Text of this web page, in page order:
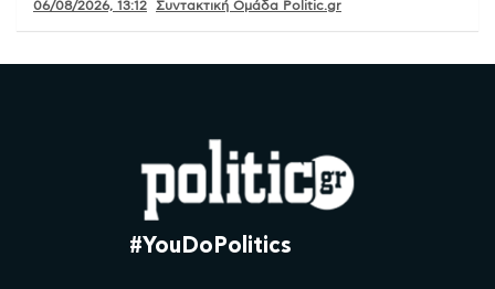
06/08/2026, 13:12 Συντακτική Ομάδα Politic.gr
#YouDoPolitics